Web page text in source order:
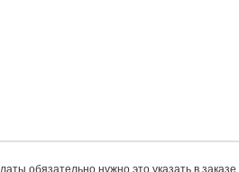
обязательно нужно это указать в
обязательно нужно это указать в